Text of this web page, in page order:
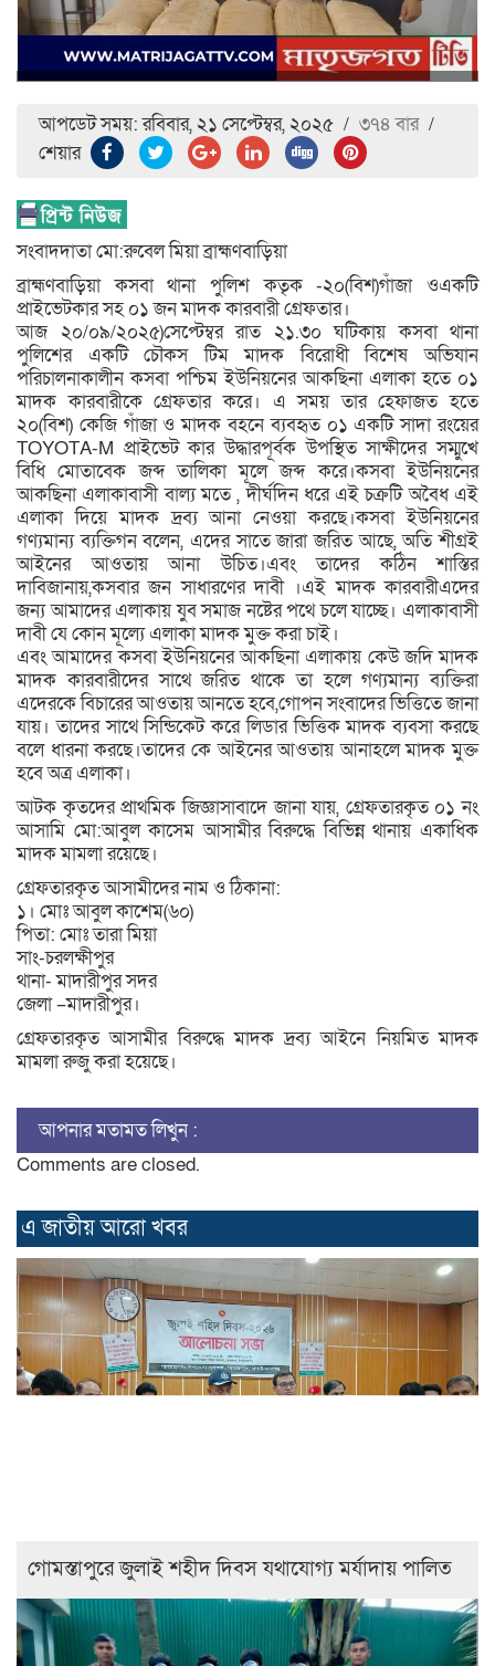
আপডেট সময়: রবিবার, ২১ সেপ্টেম্বর, ২০২৫ / ৩৭৪ বার /
শেয়ার
সংবাদদাতা মো:রুবেল মিয়া ব্রাহ্মণবাড়িয়া
ব্রাহ্মণবাড়িয়া কসবা থানা পুলিশ কতৃক -২০(বিশ)গাঁজা ওএকটি
প্রাইভেটকার সহ ০১ জন মাদক কারবারী গ্রেফতার।
আজ ২০/০৯/২০২৫)সেপ্টেম্বর রাত ২১.৩০ ঘটিকায় কসবা থানা
পুলিশের একটি চৌকস টিম মাদক বিরোধী বিশেষ অভিযান
পরিচালনাকালীন কসবা পশ্চিম ইউনিয়নের আকছিনা এলাকা হতে ০১
মাদক কারবারীকে গ্রেফতার করে। এ সময় তার হেফাজত হতে
২০(বিশ) কেজি গাঁজা ও মাদক বহনে ব্যবহৃত ০১ একটি সাদা রংয়ের
TOYOTA-M প্রাইভেট কার উদ্ধারপূর্বক উপস্থিত সাক্ষীদের সম্মুখে
বিধি মোতাবেক জব্দ তালিকা মূলে জব্দ করে।কসবা ইউনিয়নের
আকছিনা এলাকাবাসী বাল্য মতে , দীর্ঘদিন ধরে এই চক্রটি অবৈধ এই
এলাকা দিয়ে মাদক দ্রব্য আনা নেওয়া করছে।কসবা ইউনিয়নের
গণ্যমান্য ব্যক্তিগন বলেন, এদের সাতে জারা জরিত আছে, অতি শীগ্রই
আইনের আওতায় আনা উচিত।এবং তাদের কঠিন শাস্তির
দাবিজানায়,কসবার জন সাধারণের দাবী ।এই মাদক কারবারীএদের
জন্য আমাদের এলাকায় যুব সমাজ নষ্টের পথে চলে যাচ্ছে। এলাকাবাসী
দাবী যে কোন মূল্যে এলাকা মাদক মুক্ত করা চাই।
এবং আমাদের কসবা ইউনিয়নের আকছিনা এলাকায় কেউ জদি মাদক
মাদক কারবারীদের সাথে জরিত থাকে তা হলে গণ্যমান্য ব্যক্তিরা
এদেরকে বিচারের আওতায় আনতে হবে,গোপন সংবাদের ভিত্তিতে জানা
যায়। তাদের সাথে সিন্ডিকেট করে লিডার ভিত্তিক মাদক ব্যবসা করছে
বলে ধারনা করছে।তাদের কে আইনের আওতায় আনাহলে মাদক মুক্ত
হবে অত্র এলাকা।
আটক কৃতদের প্রাথমিক জিজ্ঞাসাবাদে জানা যায়, গ্রেফতারকৃত ০১ নং
আসামি মো:আবুল কাসেম আসামীর বিরুদ্ধে বিভিন্ন থানায় একাধিক
মাদক মামলা রয়েছে।
গ্রেফতারকৃত আসামীদের নাম ও ঠিকানা:
১। মোঃ আবুল কাশেম(৬০)
পিতা: মোঃ তারা মিয়া
সাং-চরলক্ষীপুর
থানা- মাদারীপুর সদর
জেলা –মাদারীপুর।
গ্রেফতারকৃত আসামীর বিরুদ্ধে মাদক দ্রব্য আইনে নিয়মিত মাদক
মামলা রুজু করা হয়েছে।
আপনার মতামত লিখুন :
Comments are closed.
এ জাতীয় আরো ‍খবর
গোমস্তাপুরে জুলাই শহীদ দিবস যথাযোগ্য মর্যাদায় পালিত